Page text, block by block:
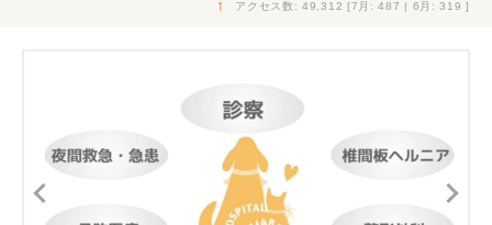
↑ アクセス数: 49,312 [7月: 487 | 6月: 319 ]